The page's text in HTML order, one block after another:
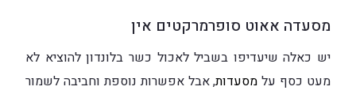
מסעדה אאוט סופרמרקטים אין
יש כאלה שיעדיפו בשביל לאכול כשר בלונדון להוציא לא
מעט כסף על מסעדות, אבל אפשרות נוספת וחביבה לשמור